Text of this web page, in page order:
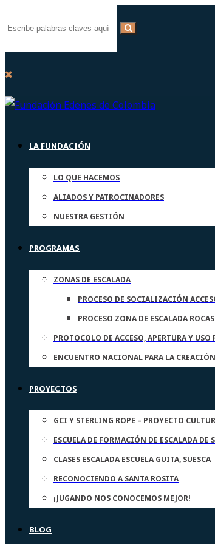
LA FUNDACIÓN
LO QUE HACEMOS
ALIADOS Y PATROCINADORES
NUESTRA GESTIÓN
PROGRAMAS
ZONAS DE ESCALADA
PROCESO DE SOCIALIZACIÓN
PROCESO ZONA DE ESCALADA
PROTOCOLO DE ACCESO, APERTURA Y
ENCUENTRO NACIONAL PARA LA
PROYECTOS
GCI Y STERLING ROPE – PROYECTO
ESCUELA DE FORMACIÓN DE ESCALADA DE
CLASES ESCALADA ESCUELA GUITA, SUESCA
RECONOCIENDO A SANTA ROSITA
¡JUGANDO NOS CONOCEMOS MEJOR!
BLOG